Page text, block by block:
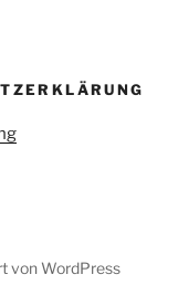
von WordPress